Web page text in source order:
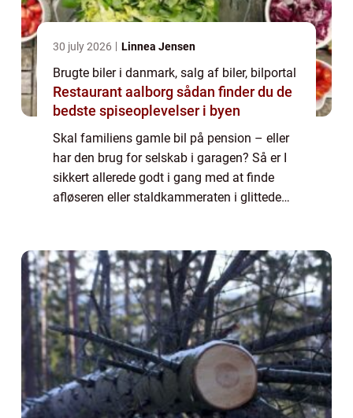
30 july 2026 Linnea Jensen
Brugte biler i danmark, salg af biler, bilportal
Restaurant aalborg sådan finder du de
bedste spiseoplevelser i byen
Skal familiens gamle bil på pension – eller
har den brug for selskab i garagen? Så er I
sikkert allerede godt i gang med at finde
afløseren eller staldkammeraten i glittede